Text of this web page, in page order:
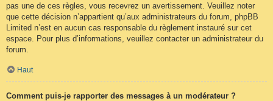
pas une de ces règles, vous recevrez un avertissement. Veuillez noter
que cette décision n’appartient qu’aux administrateurs du forum, phpBB
Limited n’est en aucun cas responsable du règlement instauré sur cet
espace. Pour plus d’informations, veuillez contacter un administrateur du
forum.
Haut
Comment puis-je rapporter des messages à un modérateur ?